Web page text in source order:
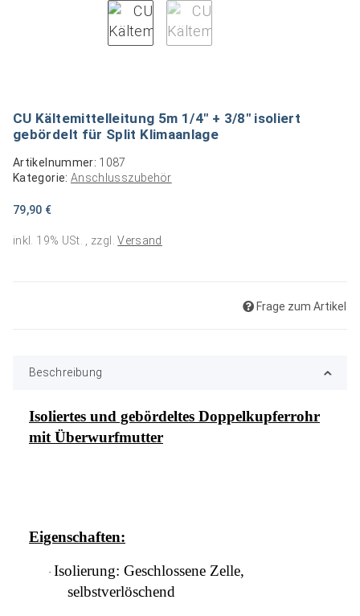
CU Kältemittelleitung 5m 1/4" + 3/8" isoliert
gebördelt für Split Klimaanlage
Artikelnummer: 1087
Kategorie: Anschlusszubehör
79,90 €
inkl. 19% USt. , zzgl.Versand
Frage zum Artikel
Beschreibung
Isoliertes und gebördeltes Doppelkupferrohr
mit Überwurfmutter
Eigenschaften:
· Isolierung: Geschlossene Zelle,
selbstverlöschend